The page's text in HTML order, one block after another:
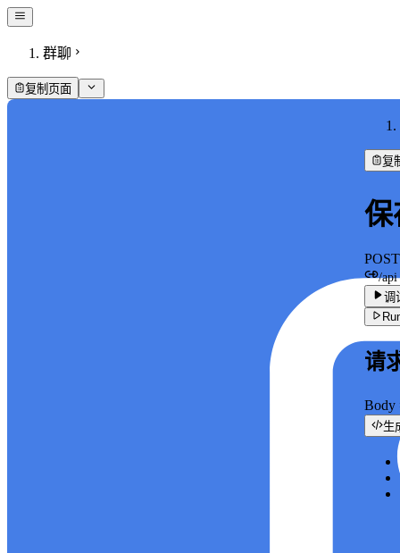
群聊
复制页面
复
保
POST
/api
调
请
Body
生